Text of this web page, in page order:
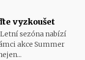
vyzkoušet
Letní sezóna nabízí
akce Summer